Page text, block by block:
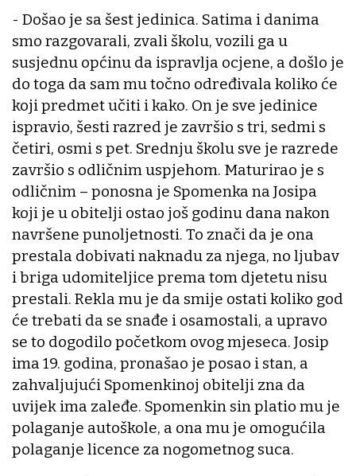
- Došao je sa šest jedinica. Satima i danima
smo razgovarali, zvali školu, vozili ga u
susjednu općinu da ispravlja ocjene, a došlo je
do toga da sam mu točno određivala koliko će
koji predmet učiti i kako. On je sve jedinice
ispravio, šesti razred je završio s tri, sedmi s
četiri, osmi s pet. Srednju školu sve je razrede
završio s odličnim uspjehom. Maturirao je s
odličnim – ponosna je Spomenka na Josipa
koji je u obitelji ostao još godinu dana nakon
navršene punoljetnosti. To znači da je ona
prestala dobivati naknadu za njega, no ljubav
i briga udomiteljice prema tom djetetu nisu
prestali. Rekla mu je da smije ostati koliko god
će trebati da se snađe i osamostali, a upravo
se to dogodilo početkom ovog mjeseca. Josip
ima 19. godina, pronašao je posao i stan, a
zahvaljujući Spomenkinoj obitelji zna da
uvijek ima zaleđe. Spomenkin sin platio mu je
polaganje autoškole, a ona mu je omogućila
polaganje licence za nogometnog suca.